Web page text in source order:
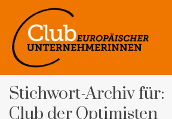
Stichwort-Archiv für:
Club der Optimisten